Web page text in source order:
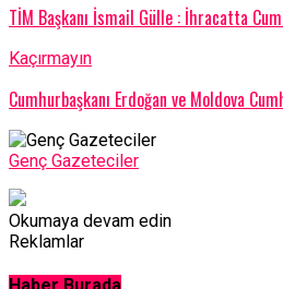
TİM Başkanı İsmail Gülle : İhracatta
Kaçırmayın
Cumhurbaşkanı Erdoğan ve Moldova
Genç Gazeteciler
Okumaya devam edin
Reklamlar